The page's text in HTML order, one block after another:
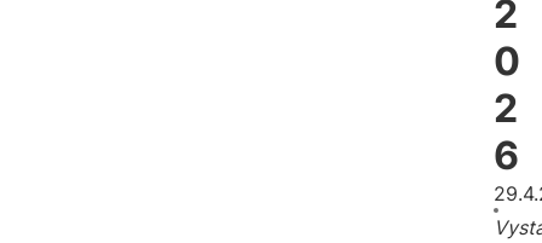
2
0
2
6